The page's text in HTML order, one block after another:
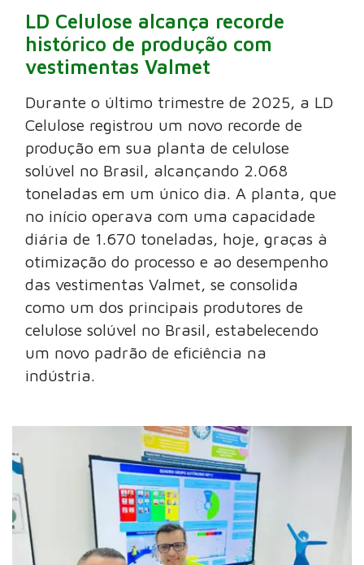
LD Celulose alcança recorde
histórico de produção com
vestimentas Valmet
Durante o último trimestre de 2025, a LD
Celulose registrou um novo recorde de
produção em sua planta de celulose
solúvel no Brasil, alcançando 2.068
toneladas em um único dia. A planta, que
no início operava com uma capacidade
diária de 1.670 toneladas, hoje, graças à
otimização do processo e ao desempenho
das vestimentas Valmet, se consolida
como um dos principais produtores de
celulose solúvel no Brasil, estabelecendo
um novo padrão de eficiência na
indústria.